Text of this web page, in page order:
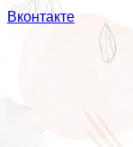
Вконтакте